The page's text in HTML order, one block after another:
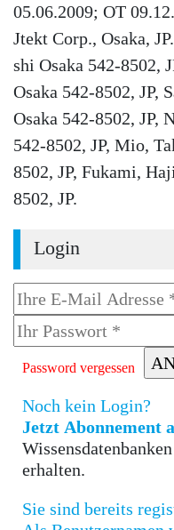
05.06.2009; OT
Jtekt Corp., Osaka,
shi Osaka 542-8502,
Osaka 542-8502, JP,
Osaka 542-8502, JP,
542-8502, JP, Mio,
8502, JP, Fukami,
8502, JP.
Login
Password vergessen
Noch kein Login?
Jetzt Abonnement
erhalten.
Sie sind bereits